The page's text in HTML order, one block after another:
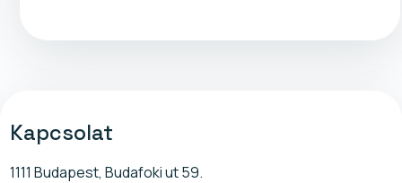
Kapcsolat
1111 Budapest, Budafoki ut 59.